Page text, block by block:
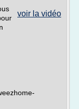
voir la vidéo